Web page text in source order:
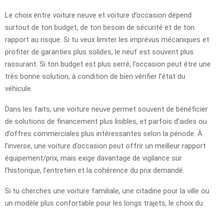
Le choix entre voiture neuve et voiture d’occasion dépend
surtout de ton budget, de ton besoin de sécurité et de ton
rapport au risque. Si tu veux limiter les imprévus mécaniques et
profiter de garanties plus solides, le neuf est souvent plus
rassurant. Si ton budget est plus serré, l’occasion peut être une
très bonne solution, à condition de bien vérifier l’état du
véhicule.
Dans les faits, une voiture neuve permet souvent de bénéficier
de solutions de financement plus lisibles, et parfois d’aides ou
d’offres commerciales plus intéressantes selon la période. À
l’inverse, une voiture d’occasion peut offrir un meilleur rapport
équipement/prix, mais exige davantage de vigilance sur
l’historique, l’entretien et la cohérence du prix demandé.
Si tu cherches une voiture familiale, une citadine pour la ville ou
un modèle plus confortable pour les longs trajets, le choix du